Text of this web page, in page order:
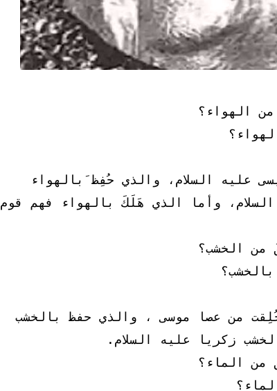
الهواء؟
عليه السلام، والذي حُفِظ َبالهواء
وأما الذي هَلَكَ بالهواء فهم قوم
من الخشب؟
من عصا موسى ، والذي حفظ بالخشب
زكريا عليه السلام.
من الماء؟